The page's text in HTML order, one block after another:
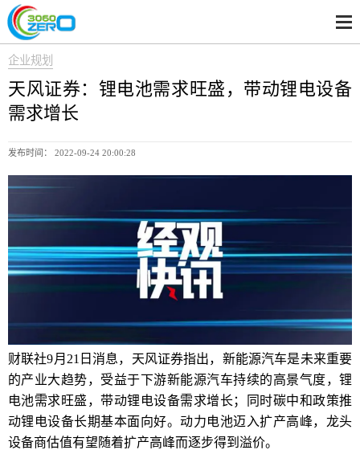
企业规划
天风证券：锂电池需求旺盛，带动锂电设备
需求增长
发布时间： 2022-09-24 20:00:28
财联社9月21日消息，天风证券指出，新能源汽车是未来重要
的产业大趋势，受益于下游新能源汽车持续的高景气度，锂
电池需求旺盛，带动锂电设备需求增长；同时碳中和政策推
动锂电设备长期基本面向好。动力电池迈入扩产高峰，龙头
设备商估值有望随着扩产高峰而逐步得到溢价。